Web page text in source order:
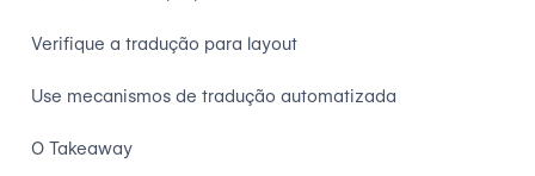
Verifique a tradução para layout
Use mecanismos de tradução automatizada
O Takeaway